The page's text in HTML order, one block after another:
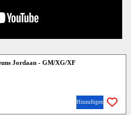
Jordaan - GM/XG/XF
Hinzufügen